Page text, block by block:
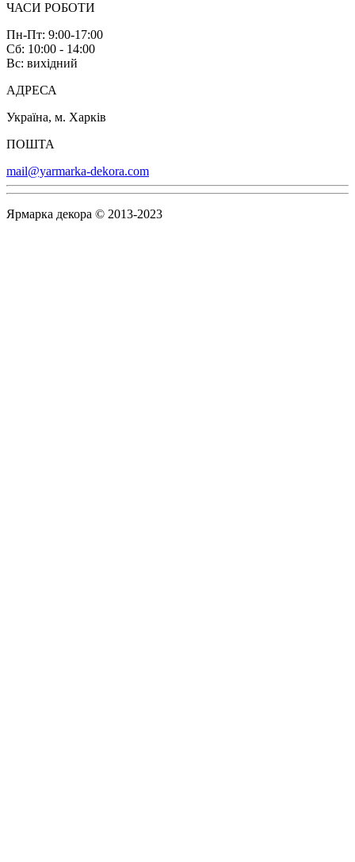
ЧАСИ РОБОТИ
Пн-Пт: 9:00-17:00
Сб: 10:00 - 14:00
Вс: вихідний
АДРЕСА
Україна, м. Харків
ПОШТА
mail@yarmarka-dekora.com
Ярмарка декора © 2013-2023